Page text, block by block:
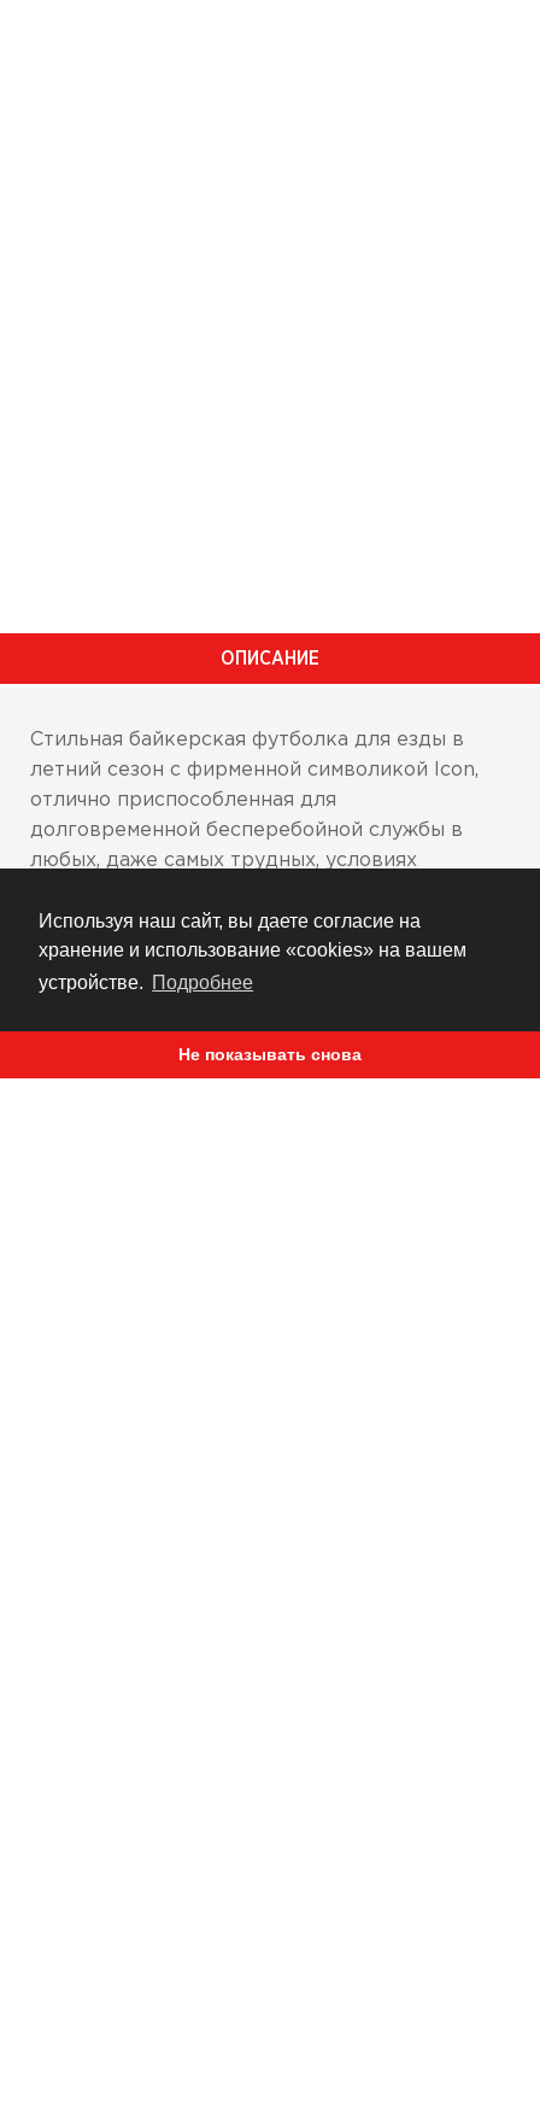
Используя наш сайт, вы даете согласие на
хранение и использование «cookies» на вашем
устройстве. Подробнее
Не показывать снова
ОПИСАНИЕ
Стильная байкерская футболка для езды в
летний сезон с фирменной символикой Icon,
отлично приспособленная для
долговременной бесперебойной службы в
любых, даже самых трудных, условиях
Состав: 100% хлопок
Футболка износостойкая, ворот и низ не
Графический принт не выгорает на солнце
и не стирается